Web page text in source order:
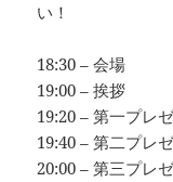
い！
18:30 – 会場
19:00 – 挨拶
19:20 – 第一プレ
19:40 – 第二プレ
20:00 – 第三プレ